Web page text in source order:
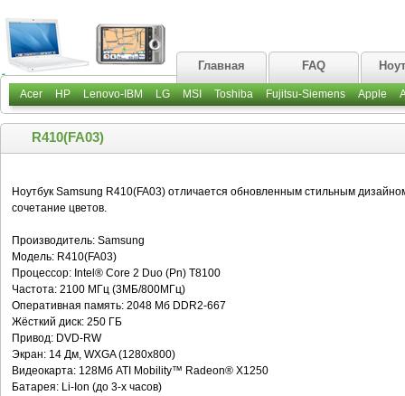
Главная FAQ
Acer HP Lenovo-IBM LG MSI Toshiba Fujitsu-Siemens Apple
R410(FA03)
Ноутбук Samsung R410(FA03) отличается обновленным стильным
сочетание цветов.
Производитель: Samsung
Модель: R410(FA03)
Процессор: Intel® Core 2 Duo (Pn) T8100
Частота: 2100 МГц (3МБ/800МГц)
Оперативная память: 2048 Мб DDR2-667
Жёсткий диск: 250 ГБ
Привод: DVD-RW
Экран: 14 Дм, WXGA (1280х800)
Видеокарта: 128Мб ATI Mobility™ Radeon® X1250
Батарея: Li-Ion (до 3-х часов)